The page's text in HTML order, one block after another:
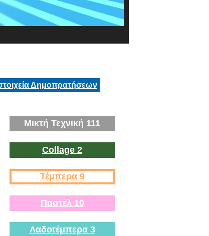
στοιχεία Δημοπρατήσεων
Μικτή Τεχνική 111
Collage 2
Τέμπερα 9
Παστέλ 10
Λαδοτέμπερα 3